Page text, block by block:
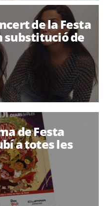
de la Festa
substitució de
de Festa
a totes les